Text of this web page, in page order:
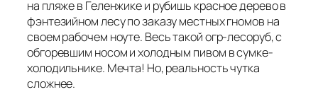
на пляже в Геленжике и рубишь красное дерево в
фэнтезийном лесу по заказу местных гномов на
своем рабочем ноуте. Весь такой огр-лесоруб, с
обгоревшим носом и холодным пивом в сумке-
холодильнике. Мечта! Но, реальность чутка
сложнее.